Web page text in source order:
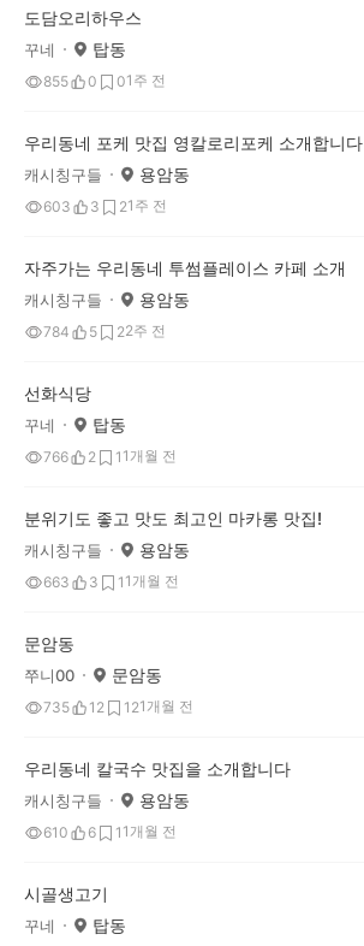
도담오리하우스
꾸네 탑동
855 0 01주 전
우리동네 포케 맛집 영칼로리포케 소개합니다
캐시칭구들 용암동
603 3 21주 전
자주가는 우리동네 투썸플레이스 카페 소개
캐시칭구들 용암동
784 5 22주 전
선화식당
꾸네 탑동
766 2 1 1개월 전
분위기도 좋고 맛도 최고인 마카롱 맛집!
캐시칭구들 용암동
663 3 1 1개월 전
문암동
쭈니00 문암동
735 12 121개월 전
우리동네 칼국수 맛집을 소개합니다
캐시칭구들 용암동
610 6 1 1개월 전
시골생고기
꾸네 탑동